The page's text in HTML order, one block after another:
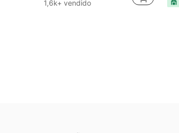
Quase esgotado!
1,6k+ vendido